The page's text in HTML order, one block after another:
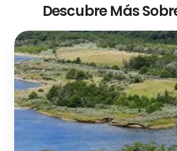
Descubre Más